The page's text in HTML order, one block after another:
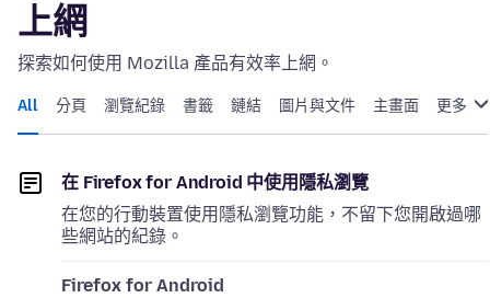
上網
探索如何使用 Mozilla 產品有效率上網。
All 分頁 瀏覽紀錄 書籤 鏈結 圖片與文件 主畫面 更多
在 Firefox for Android 中使用隱私瀏覽
在您的行動裝置使用隱私瀏覽功能，不留下您開啟過哪
些網站的紀錄。
Firefox for Android